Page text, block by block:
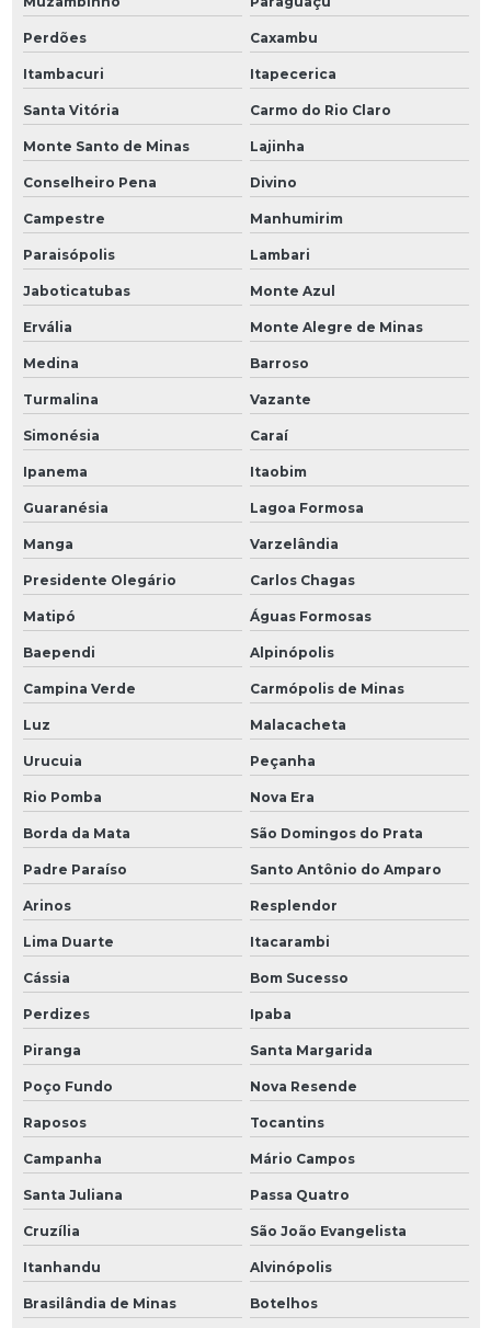
Perdões Caxambu
Itambacuri Itapecerica
Santa Vitória Carmo do Rio Claro
Monte Santo de Minas Lajinha
Conselheiro Pena Divino
Campestre Manhumirim
Paraisópolis Lambari
Jaboticatubas Monte Azul
Ervália Monte Alegre de Minas
Medina Barroso
Turmalina Vazante
Simonésia Caraí
Ipanema Itaobim
Guaranésia Lagoa Formosa
Manga Varzelândia
Presidente Olegário Carlos Chagas
Matipó Águas Formosas
Baependi Alpinópolis
Campina Verde Carmópolis de Minas
Luz Malacacheta
Urucuia Peçanha
Rio Pomba Nova Era
Borda da Mata São Domingos do Prata
Padre Paraíso Santo Antônio do Amparo
Arinos Resplendor
Lima Duarte Itacarambi
Cássia Bom Sucesso
Perdizes Ipaba
Piranga Santa Margarida
Poço Fundo Nova Resende
Raposos Tocantins
Campanha Mário Campos
Santa Juliana Passa Quatro
Cruzília São João Evangelista
Itanhandu Alvinópolis
Brasilândia de Minas Botelhos